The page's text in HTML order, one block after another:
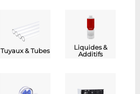
Tuyaux & Tubes
Liquides &
Additifs